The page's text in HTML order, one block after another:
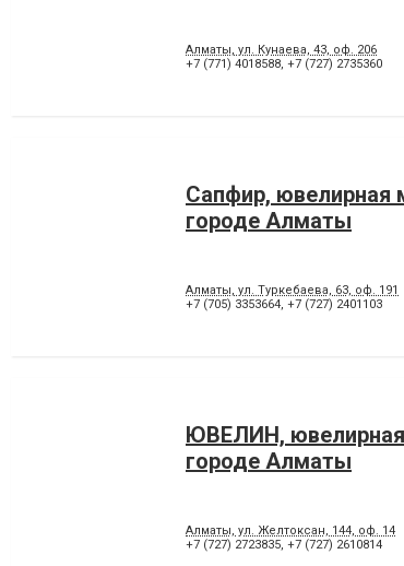
Алматы, ул. Кунаева, 43, оф. 206
+7 (771) 4018588, +7 (727) 2735360
Сапфир, ювелирная
городе Алматы
Алматы, ул. Туркебаева, 63, оф. 191
+7 (705) 3353664, +7 (727) 2401103
ЮВЕЛИН, ювелирная
городе Алматы
Алматы, ул. Желтоксан, 144, оф. 14
+7 (727) 2723835, +7 (727) 2610814